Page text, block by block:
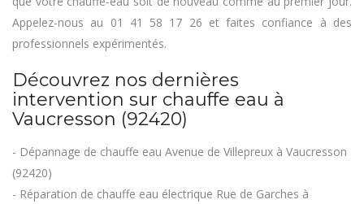
Appelez-nous au 01 41 58 17 26 et faites confiance à des
professionnels expérimentés.
Découvrez nos dernières
intervention sur chauffe eau à
Vaucresson (92420)
- Dépannage de chauffe eau Avenue de Villepreux à Vaucresson
(92420)
- Réparation de chauffe eau électrique Rue de Garches à